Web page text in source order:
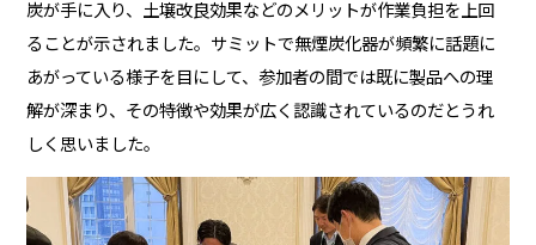
炭が手に入り、土壌改良効果などのメリットが作業負担を上回
ることが示されました。サミットで無煙炭化器が頻繁に話題に
あがっている様子を目にして、参加者の間では既に製品への理
解が深まり、その特徴や効果が広く認識されているのだとうれ
しく思いました。